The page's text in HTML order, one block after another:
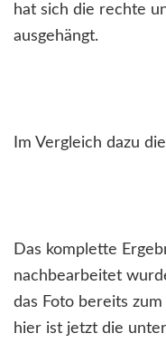
hat sich die rechte
ausgehängt.
Im Vergleich dazu
Das komplette
nachbearbeitet
das Foto bereits
hier ist jetzt die